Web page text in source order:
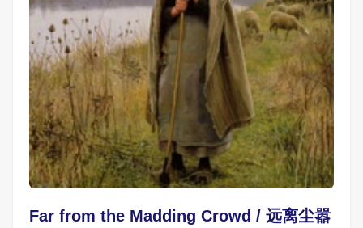
Far from the Madding Crowd / 远离尘嚣